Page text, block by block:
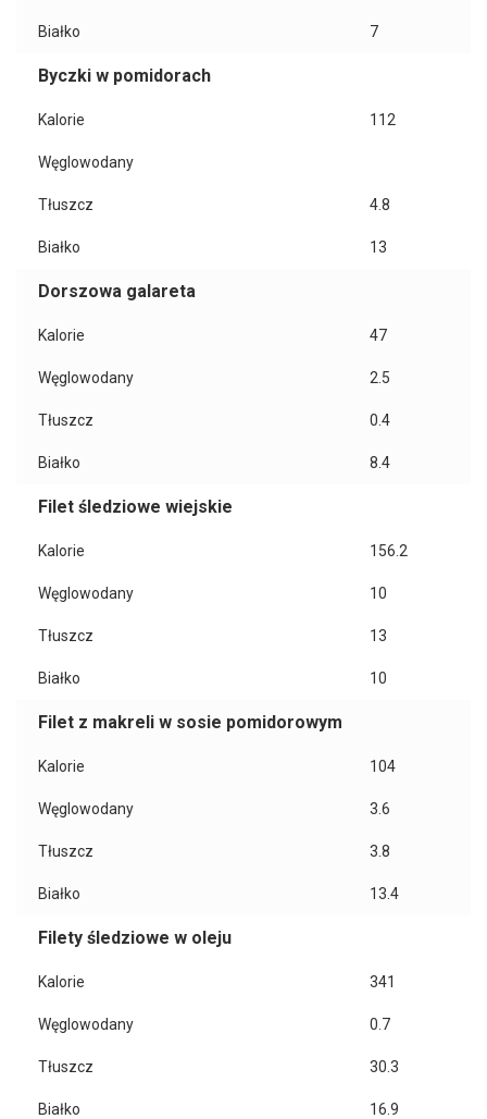
Białko 7
Byczki w pomidorach
Kalorie 112
Węglowodany
Tłuszcz 4.8
Białko 13
Dorszowa galareta
Kalorie 47
Węglowodany 2.5
Tłuszcz 0.4
Białko 8.4
Filet śledziowe wiejskie
Kalorie 156.2
Węglowodany 10
Tłuszcz 13
Białko 10
Filet z makreli w sosie pomidorowym
Kalorie 104
Węglowodany 3.6
Tłuszcz 3.8
Białko 13.4
Filety śledziowe w oleju
Kalorie 341
Węglowodany 0.7
Tłuszcz 30.3
Białko 16.9